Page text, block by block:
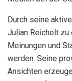
Durch seine
Julian Reichelt
Meinungen und
werden. Seine
Ansichten